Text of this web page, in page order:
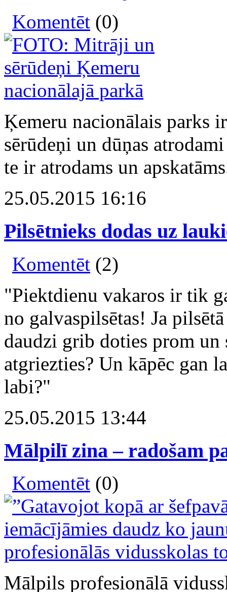
Komentēt (0)
Ķemeru nacionālais parks
sērūdeņi un dūņas
te ir atrodams un
25.05.2015 16:16
Pilsētnieks dodas uz
Komentēt (2)
"Piektdienu vakaros ir tik
no galvaspilsētas! Ja
daudzi grib doties prom un
atgriezties? Un kāpēc gan
labi?"
25.05.2015 13:44
Mālpilī zina – radošam
Komentēt (0)
Mālpils profesionālā